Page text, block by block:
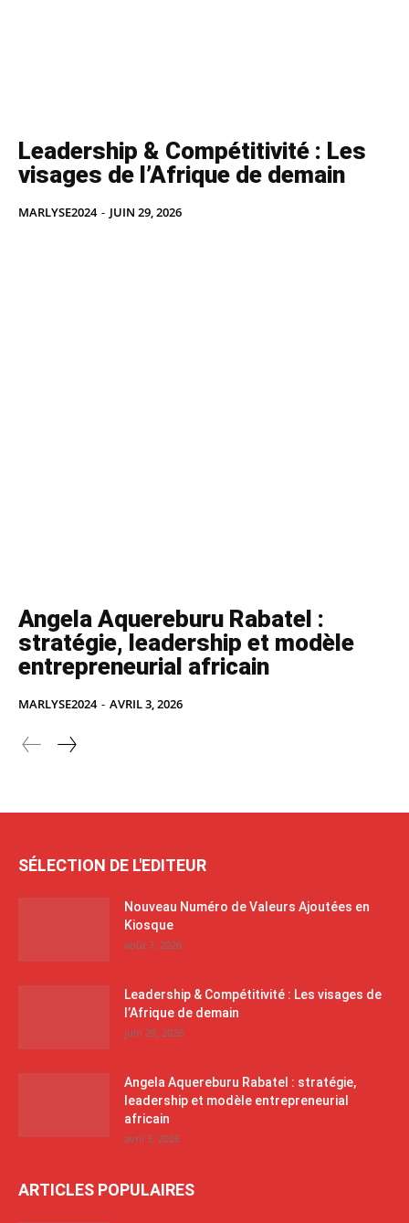
Leadership & Compétitivité : Les
visages de l’Afrique de demain
MARLYSE2024 - JUIN 29, 2026
Angela Aquereburu Rabatel :
stratégie, leadership et modèle
entrepreneurial africain
MARLYSE2024 - AVRIL 3, 2026
SÉLECTION DE L'EDITEUR
Nouveau Numéro de Valeurs Ajoutées en
Kiosque
août 7, 2026
Leadership & Compétitivité : Les visages de
l’Afrique de demain
juin 29, 2026
Angela Aquereburu Rabatel : stratégie,
leadership et modèle entrepreneurial
africain
avril 3, 2026
ARTICLES POPULAIRES